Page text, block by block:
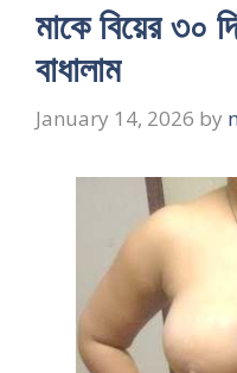
মাকে বিয়ের ৩০
বাধালাম
January 14, 2026 by